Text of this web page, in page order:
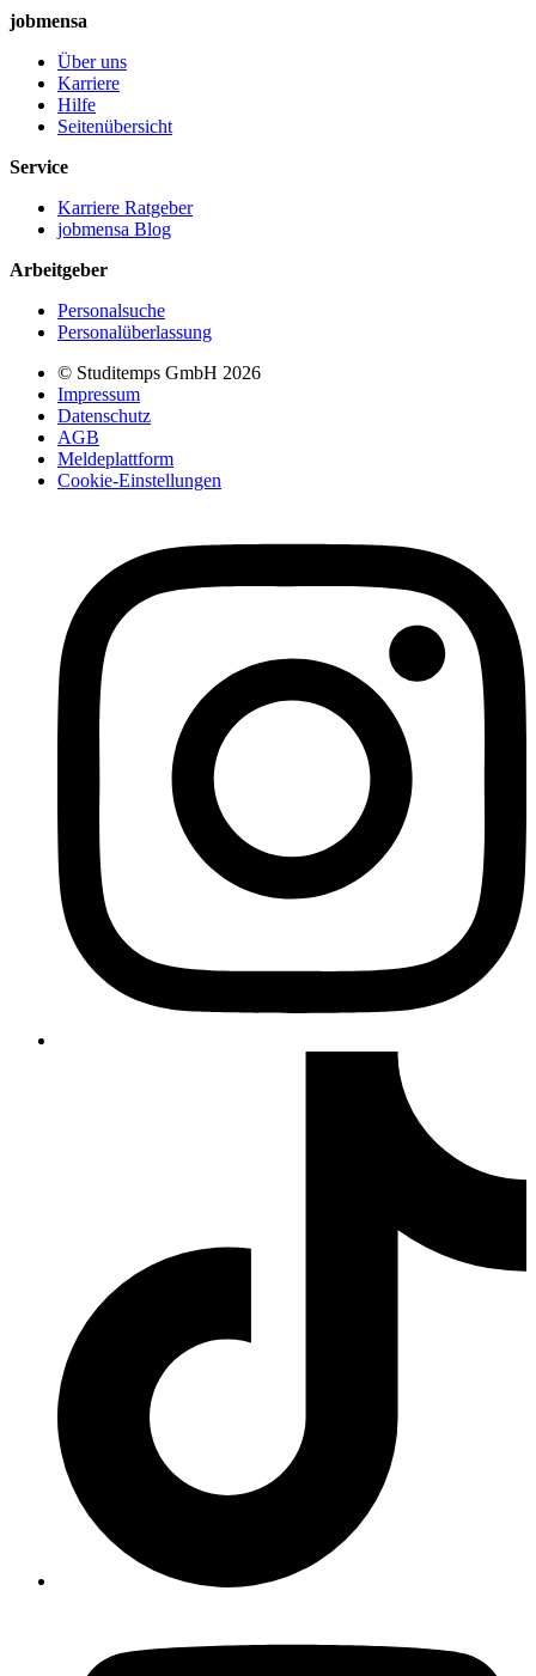
jobmensa
Über uns
Karriere
Hilfe
Seitenübersicht
Service
Karriere Ratgeber
jobmensa Blog
Arbeitgeber
Personalsuche
Personalüberlassung
© Studitemps GmbH 2026
Impressum
Datenschutz
AGB
Meldeplattform
Cookie-Einstellungen